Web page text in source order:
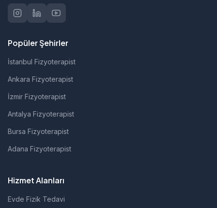
Popüler Şehirler
İstanbul Fizyoterapist
Ankara Fizyoterapist
İzmir Fizyoterapist
Antalya Fizyoterapist
Bursa Fizyoterapist
Adana Fizyoterapist
Hizmet Alanları
Evde Fizik Tedavi